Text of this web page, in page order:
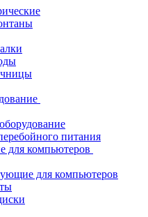
питания
для компьютеров
для компьютеров